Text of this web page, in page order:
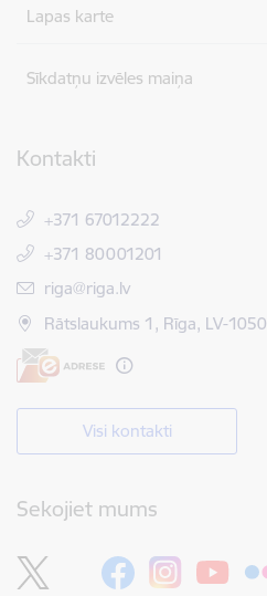
Lapas karte
Sīkdatņu izvēles maiņa
Kontakti
+371 67012222
+371 80001201
E-pasts:
riga@riga.lv
Rātslaukums 1, Rīga, LV-1050
Visi kontakti
Sekojiet mums